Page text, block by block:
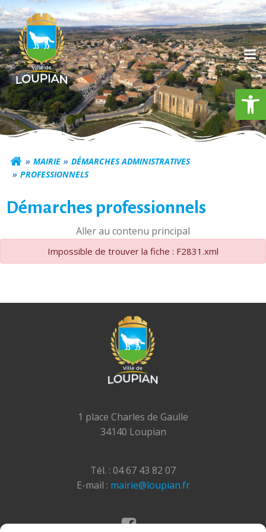
Aller
au
contenu
Commune de
MAIRIE
DÉMARCHES ADMINISTRATIVES
PROFESSIONNELS
Démarches professionnels
Aller au contenu principal
Impossible de trouver la fiche : F2831.xml
1 place Charles de Gaulle
34140 Loupian
Tél. : 04 67 43 82 07
E-mail : mairie@loupian.fr